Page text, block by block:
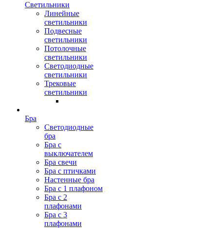
Светильники
Линейные
светильники
Подвесные
светильники
Потолочные
светильники
Светодиодные
светильники
Трековые
светильники
Бра
Светодиодные
бра
Бра с
выключателем
Бра свечи
Бра с птичками
Настенные бра
Бра с 1 плафоном
Бра с 2
плафонами
Бра с 3
плафонами